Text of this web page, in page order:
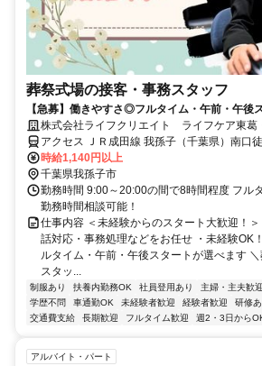
葬祭式場の接客・事務スタッフ
【急募】働きやすさ◎フルタイム・午前・午後
単な事務とお客様対応をお任せ
株式会社ライフクリエイト ライフケア東葛
メモリイプレイス我孫子)
アクセス ＪＲ成田線 我孫子（千葉県）南口
我孫子（千葉県）南口徒歩約2分、ＪＲ常磐
柏北口徒歩約32分
時給1,140円以上
千葉県我孫子市
勤務時間 9:00～20:00の間で8時間程度 フル
勤務時間相談可能！
仕事内容 ＜未経験からのスタート大歓迎！
話対応・事務処理などをお任せ ・未経験OK
ルタイム・午前・午後スタートが選べます
スタッ...
制服あり 扶養内勤務OK 社員登用あり 主婦・主夫歓迎
学歴不問
車通勤OK 未経験者歓迎 経験者歓迎 研修あ
交通費支給
長期歓迎 フルタイム歓迎 週2・3日から
アルバイト・パート